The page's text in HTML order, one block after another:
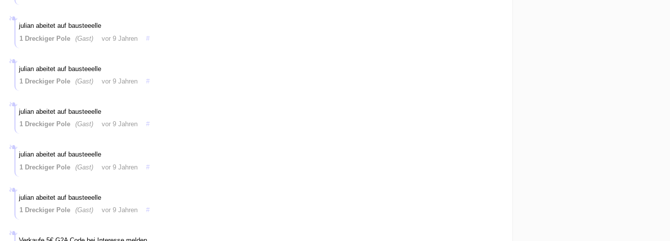
julian abeitet auf bausteeelle
1 Dreckiger Pole
(Gast) vor 9 Jahren #
julian abeitet auf bausteeelle
1 Dreckiger Pole
(Gast) vor 9 Jahren #
julian abeitet auf bausteeelle
1 Dreckiger Pole
(Gast) vor 9 Jahren #
julian abeitet auf bausteeelle
1 Dreckiger Pole
(Gast) vor 9 Jahren #
julian abeitet auf bausteeelle
1 Dreckiger Pole
(Gast) vor 9 Jahren #